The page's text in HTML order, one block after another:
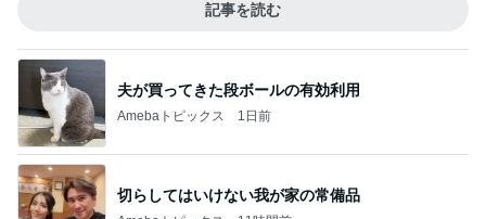
記事を読む
夫が買ってきた段ボールの有効利用
Amebaトピックス 1日前
切らしてはいけない我が家の常備品